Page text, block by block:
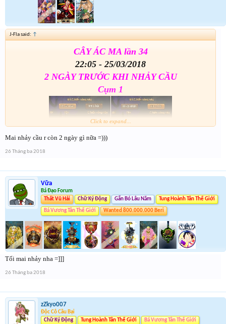
J-Fla said: ↑
CÂY ÁC MA lần 34
22:05 - 25/03/2018
2 NGÀY TRƯỚC KHI NHẢY CẦU
Cụm 1
Click to expand...
Mai nhảy cầu r còn 2 ngày gì nữa =)))
26 Tháng ba 2018
Vữa
Bá Đạo Forum
Thất Vũ Hải
Chữ Ký Động Gắn Bó Lâu Năm Tung Hoành Tân Thế Giới
Bá Vương Tân Thế Giới Wanted 800.000.000 Beri
Tối mai nhảy nha =]]]
26 Tháng ba 2018
zZkyo007
Độc Cô Cầu Bại
Chữ Ký Động
Tung Hoành Tân Thế Giới Bá Vương Tân Thế Giới